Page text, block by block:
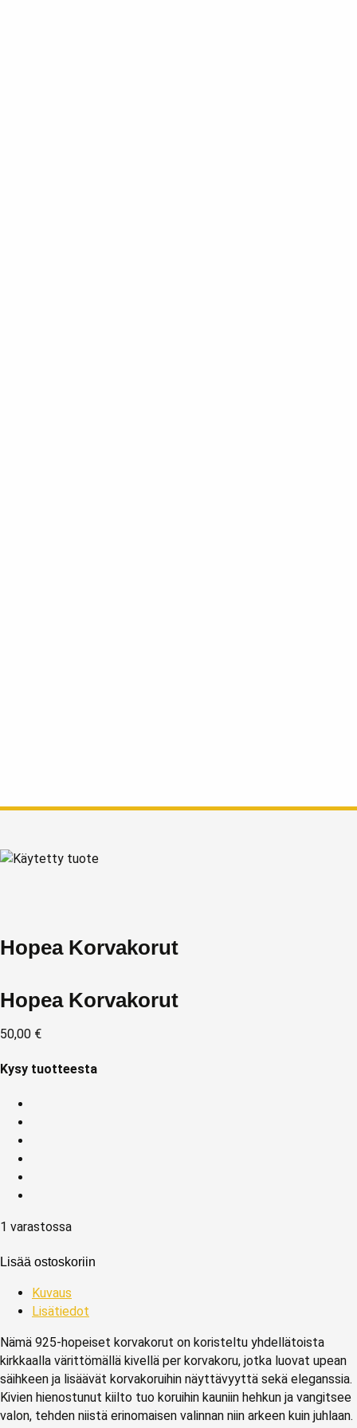
Hopea Korvakorut
Hopea Korvakorut
50,00 €
Kysy tuotteesta
1 varastossa
Lisää ostoskoriin
Kuvaus
Lisätiedot
Nämä 925-hopeiset korvakorut on koristeltu yhdellätoista
kirkkaalla värittömällä kivellä per korvakoru, jotka luovat upean
säihkeen ja lisäävät korvakoruihin näyttävyyttä sekä eleganssia.
Kivien hienostunut kiilto tuo koruihin kauniin hehkun ja vangitsee
valon, tehden niistä erinomaisen valinnan niin arkeen kuin juhlaan.